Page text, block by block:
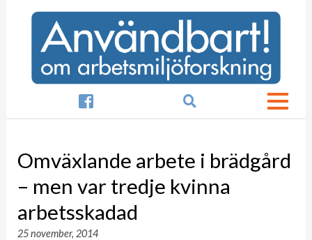

Omväxlande arbete i brädgård
– men var tredje kvinna
arbetsskadad
25 november, 2014